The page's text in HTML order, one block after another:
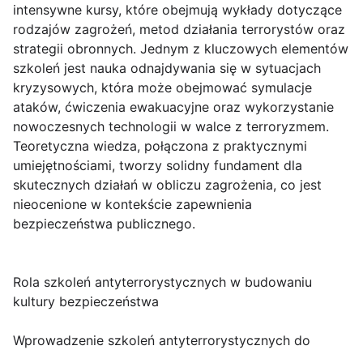
intensywne kursy, które obejmują wykłady dotyczące
rodzajów zagrożeń, metod działania terrorystów oraz
strategii obronnych. Jednym z kluczowych elementów
szkoleń jest nauka odnajdywania się w sytuacjach
kryzysowych, która może obejmować symulacje
ataków, ćwiczenia ewakuacyjne oraz wykorzystanie
nowoczesnych technologii w walce z terroryzmem.
Teoretyczna wiedza, połączona z praktycznymi
umiejętnościami, tworzy solidny fundament dla
skutecznych działań w obliczu zagrożenia, co jest
nieocenione w kontekście zapewnienia
bezpieczeństwa publicznego.
Rola szkoleń antyterrorystycznych w budowaniu
kultury bezpieczeństwa
Wprowadzenie szkoleń antyterrorystycznych do